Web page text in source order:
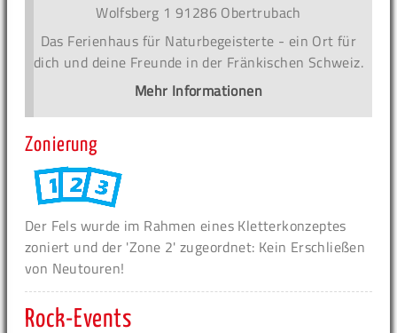
Wolfsberg 1 91286 Obertrubach
Das Ferienhaus für Naturbegeisterte - ein Ort für
dich und deine Freunde in der Fränkischen Schweiz.
Mehr Informationen
Zonierung
Der Fels wurde im Rahmen eines Kletterkonzeptes
zoniert und der 'Zone 2' zugeordnet: Kein Erschließen
von Neutouren!
Rock-Events